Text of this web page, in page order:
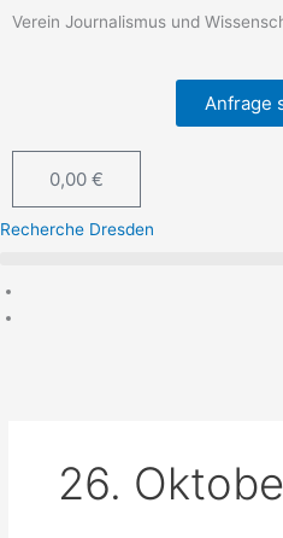
ZumVerein Journalismus und
Anfrage
0,00 €
Recherche Dresden
26.